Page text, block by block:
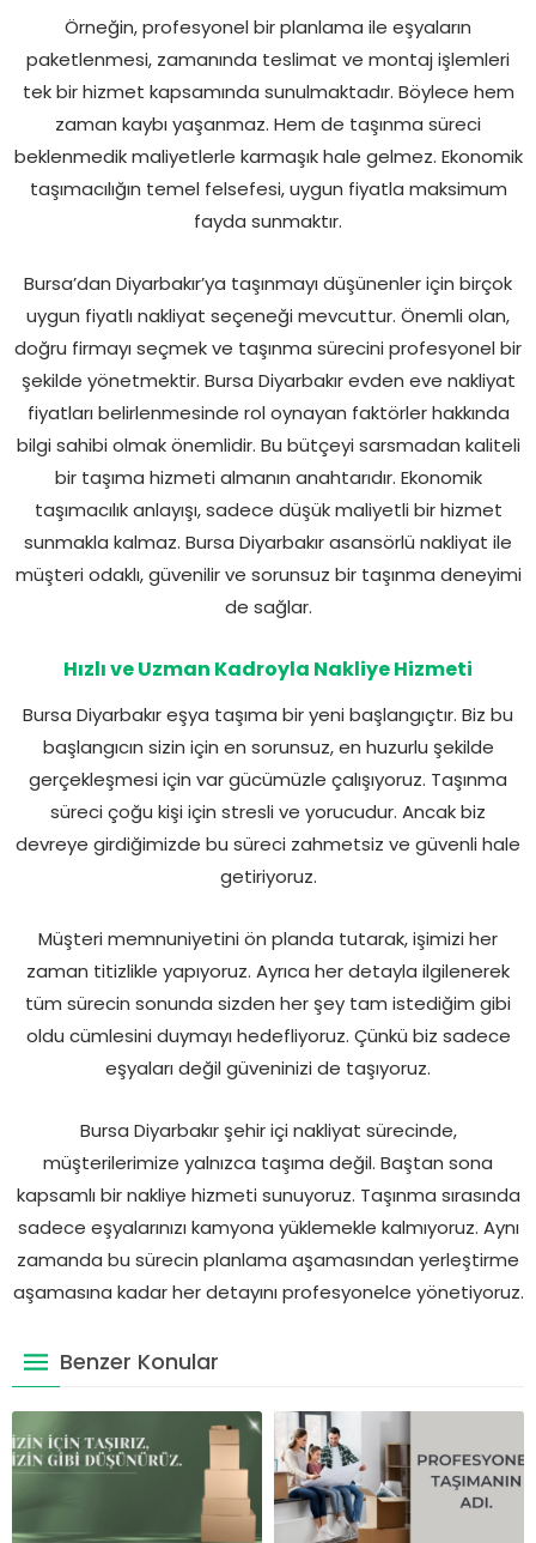
Örneğin, profesyonel bir planlama ile eşyaların
paketlenmesi, zamanında teslimat ve montaj işlemleri
tek bir hizmet kapsamında sunulmaktadır. Böylece hem
zaman kaybı yaşanmaz. Hem de taşınma süreci
beklenmedik maliyetlerle karmaşık hale gelmez. Ekonomik
taşımacılığın temel felsefesi, uygun fiyatla maksimum
fayda sunmaktır.
Bursa’dan Diyarbakır’ya taşınmayı düşünenler için birçok
uygun fiyatlı nakliyat seçeneği mevcuttur. Önemli olan,
doğru firmayı seçmek ve taşınma sürecini profesyonel bir
şekilde yönetmektir. Bursa Diyarbakır evden eve nakliyat
fiyatları belirlenmesinde rol oynayan faktörler hakkında
bilgi sahibi olmak önemlidir. Bu bütçeyi sarsmadan kaliteli
bir taşıma hizmeti almanın anahtarıdır. Ekonomik
taşımacılık anlayışı, sadece düşük maliyetli bir hizmet
sunmakla kalmaz. Bursa Diyarbakır asansörlü nakliyat ile
müşteri odaklı, güvenilir ve sorunsuz bir taşınma deneyimi
de sağlar.
Hızlı ve Uzman Kadroyla Nakliye Hizmeti
Bursa Diyarbakır eşya taşıma bir yeni başlangıçtır. Biz bu
başlangıcın sizin için en sorunsuz, en huzurlu şekilde
gerçekleşmesi için var gücümüzle çalışıyoruz. Taşınma
süreci çoğu kişi için stresli ve yorucudur. Ancak biz
devreye girdiğimizde bu süreci zahmetsiz ve güvenli hale
getiriyoruz.
Müşteri memnuniyetini ön planda tutarak, işimizi her
zaman titizlikle yapıyoruz. Ayrıca her detayla ilgilenerek
tüm sürecin sonunda sizden her şey tam istediğim gibi
oldu cümlesini duymayı hedefliyoruz. Çünkü biz sadece
eşyaları değil güveninizi de taşıyoruz.
Bursa Diyarbakır şehir içi nakliyat sürecinde,
müşterilerimize yalnızca taşıma değil. Baştan sona
kapsamlı bir nakliye hizmeti sunuyoruz. Taşınma sırasında
sadece eşyalarınızı kamyona yüklemekle kalmıyoruz. Aynı
zamanda bu sürecin planlama aşamasından yerleştirme
aşamasına kadar her detayını profesyonelce yönetiyoruz.
Benzer Konular